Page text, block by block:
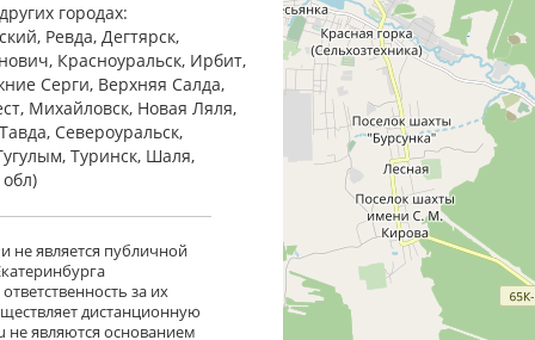
городах:
Ревда, Дегтярск,
Красноуральск, Ирбит,
Cерги, Верхняя Салда,
Михайловск, Новая Ляля,
Североуральск,
Туринск, Шаля,
не является публичной
за их
дистанционную
не являются основанием